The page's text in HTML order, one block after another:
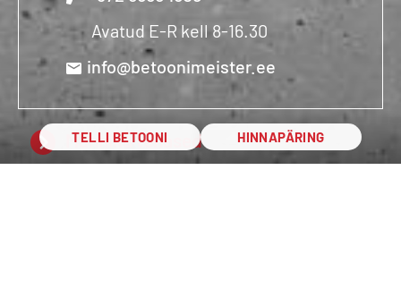
TELLI BETOONI HINNAPÄRING
Avatud E-R kell 8-16.30
info@betoonimeister.ee
Männiku tehased